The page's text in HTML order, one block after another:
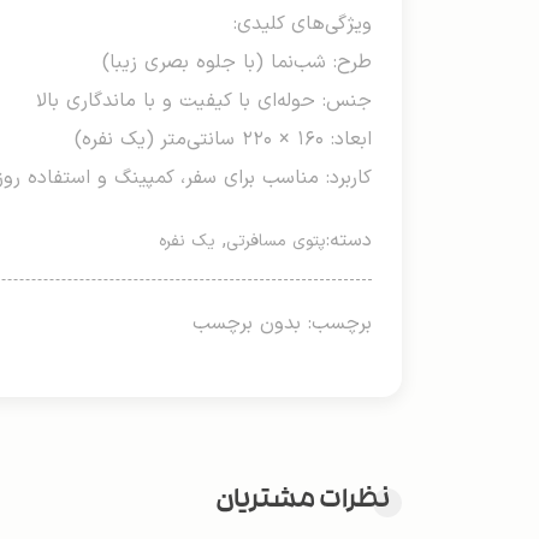
ویژگی‌های کلیدی:
طرح: شب‌نما (با جلوه بصری زیبا)
جنس: حوله‌ای با کیفیت و با ماندگاری بالا
ابعاد: ۱۶۰ × ۲۲۰ سانتی‌متر (یک نفره)
کاربرد: مناسب برای سفر، کمپینگ و استفاده
دسته:پتوی مسافرتی, یک نفره
برچسب: بدون برچسب
نظرات مشتریان